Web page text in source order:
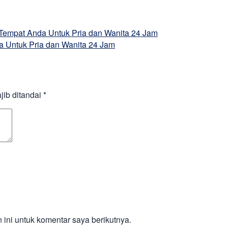
Anda Untuk Pria dan Wanita 24 Jam
Untuk Pria dan Wanita 24 Jam
ditandai *
untuk komentar saya berikutnya.